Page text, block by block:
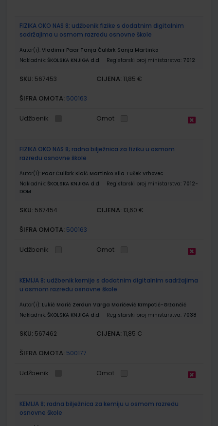
FIZIKA OKO NAS 8; udžbenik fizike s dodatnim digitalnim
sadržajima u osmom razredu osnovne škole
Autor(i): Vladimir Paar Tanja Ćulibrk Sanja Martinko
Nakladnik: ŠKOLSKA KNJIGA d.d. Registarski broj ministarstva: 7012
SKU: 567453 CIJENA: 11,85 €
ŠIFRA OMOTA: 500163
Udžbenik Omot
FIZIKA OKO NAS 8; radna bilježnica za fiziku u osmom
razredu osnovne škole
Autor(i): Paar Ćulibrk Klaić Martinko Sila Tušek Vrhovec
Nakladnik: ŠKOLSKA KNJIGA d.d. Registarski broj ministarstva: 7012-
DOM
SKU: 567454 CIJENA: 13,60 €
ŠIFRA OMOTA: 500163
Udžbenik Omot
KEMIJA 8; udžbenik kemije s dodatnim digitalnim sadržajima
u osmom razredu osnovne škole
Autor(i): Lukić Marić Zerdun Varga Maričević Krmpotić-Gržančić
Nakladnik: ŠKOLSKA KNJIGA d.d. Registarski broj ministarstva: 7038
SKU: 567462 CIJENA: 11,85 €
ŠIFRA OMOTA: 500177
Udžbenik Omot
KEMIJA 8; radna bilježnica za kemiju u osmom razredu
osnovne škole